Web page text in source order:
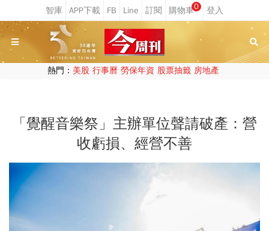
0
熱門： 美股 行事曆 勞保年資 股票抽籤 房地產
「覺醒音樂祭」主辦單位聲請破產：營
收虧損、經營不善